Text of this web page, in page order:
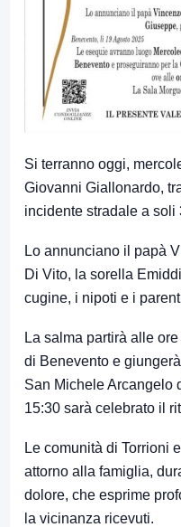
Si terranno oggi,
Giovanni Giallonardo,
incidente stradale a soli
Lo annunciano il papà
Di Vito, la sorella
cugine, i nipoti e i
La salma partirà alle
di Benevento e
San Michele Arcangelo
15:30 sarà celebrato il
Le comunità di Torrioni
attorno alla famiglia,
dolore, che esprime
la vicinanza ricevuti.